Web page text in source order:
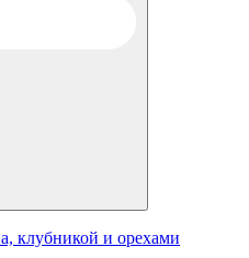
клубникой и орехами